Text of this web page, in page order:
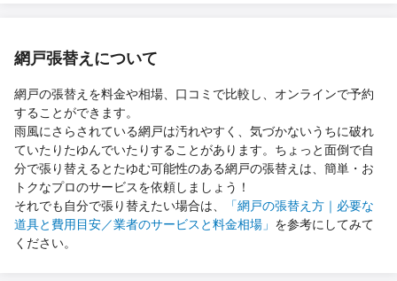
網戸張替えについて
網戸の張替えを料金や相場、口コミで比較し、オンラインで予約
することができます。
雨風にさらされている網戸は汚れやすく、気づかないうちに破れ
ていたりたゆんでいたりすることがあります。ちょっと面倒で自
分で張り替えるとたゆむ可能性のある網戸の張替えは、簡単・お
トクなプロのサービスを依頼しましょう！
それでも自分で張り替えたい場合は、
「網戸の張替え方｜必要な
道具と費用目安／業者のサービスと料金相場」 を参考にしてみて
ください。